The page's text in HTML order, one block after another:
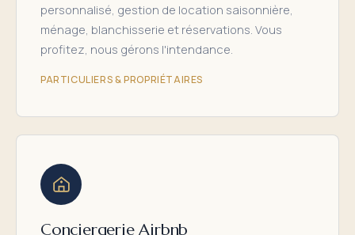
personnalisé, gestion de location saisonnière,
ménage, blanchisserie et réservations. Vous
profitez, nous gérons l'intendance.
PARTICULIERS & PROPRIÉTAIRES
Conciergerie Airbnb